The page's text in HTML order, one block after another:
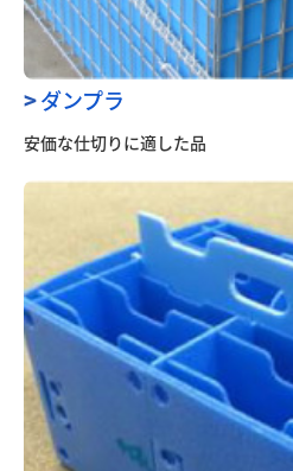
鉄製品
真空トレー
緩衝材
包装・包装資材
保冷・保温資材・器材
紙資材(封筒等)
原料・食品添加物
>ダンプラ
安価な仕切りに適した品